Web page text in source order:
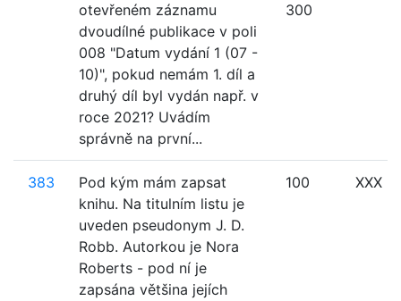
otevřeném záznamu
dvoudílné publikace v poli
008 "Datum vydání 1 (07 -
10)", pokud nemám 1. díl a
druhý díl byl vydán např. v
roce 2021? Uvádím
správně na první...
300
383
Pod kým mám zapsat
knihu. Na titulním listu je
uveden pseudonym J. D.
Robb. Autorkou je Nora
Roberts - pod ní je
zapsána většina jejích
100 XXX